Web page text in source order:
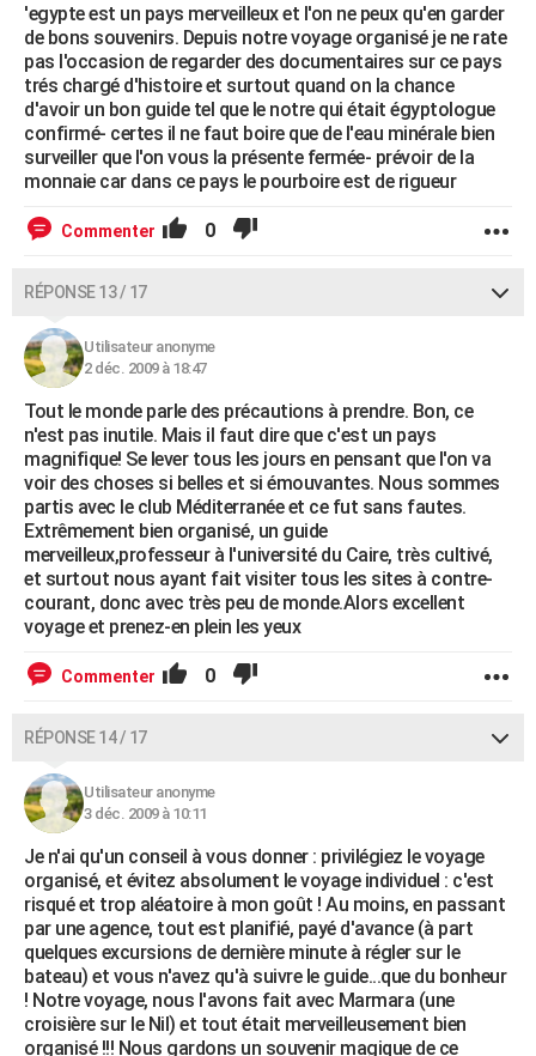
'egypte est un pays merveilleux et l'on ne peux qu'en garder
de bons souvenirs. Depuis notre voyage organisé je ne rate
pas l'occasion de regarder des documentaires sur ce pays
trés chargé d'histoire et surtout quand on la chance
d'avoir un bon guide tel que le notre qui était égyptologue
confirmé- certes il ne faut boire que de l'eau minérale bien
surveiller que l'on vous la présente fermée- prévoir de la
monnaie car dans ce pays le pourboire est de rigueur
Commenter 0
RÉPONSE 13 / 17
Utilisateur anonyme
2 déc. 2009 à 18:47
Tout le monde parle des précautions à prendre. Bon, ce
n'est pas inutile. Mais il faut dire que c'est un pays
magnifique! Se lever tous les jours en pensant que l'on va
voir des choses si belles et si émouvantes. Nous sommes
partis avec le club Méditerranée et ce fut sans fautes.
Extrêmement bien organisé, un guide
merveilleux,professeur à l'université du Caire, très cultivé,
et surtout nous ayant fait visiter tous les sites à contre-
courant, donc avec très peu de monde.Alors excellent
voyage et prenez-en plein les yeux
Commenter 0
RÉPONSE 14 / 17
Utilisateur anonyme
3 déc. 2009 à 10:11
Je n'ai qu'un conseil à vous donner : privilégiez le voyage
organisé, et évitez absolument le voyage individuel : c'est
risqué et trop aléatoire à mon goût ! Au moins, en passant
par une agence, tout est planifié, payé d'avance (à part
quelques excursions de dernière minute à régler sur le
bateau) et vous n'avez qu'à suivre le guide...que du bonheur
! Notre voyage, nous l'avons fait avec Marmara (une
croisière sur le Nil) et tout était merveilleusement bien
organisé !!! Nous gardons un souvenir magique de ce